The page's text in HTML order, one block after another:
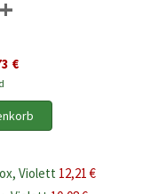
+
€
Violett 12,21 €